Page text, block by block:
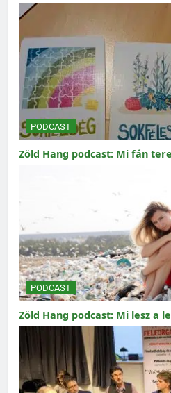
PODCAST
Zöld Hang podcast: Mi fán
PODCAST
Zöld Hang podcast: Mi lesz a